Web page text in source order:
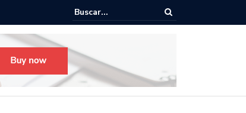
Todo listo para el Festival Desfile Día de Muertos 2025 en